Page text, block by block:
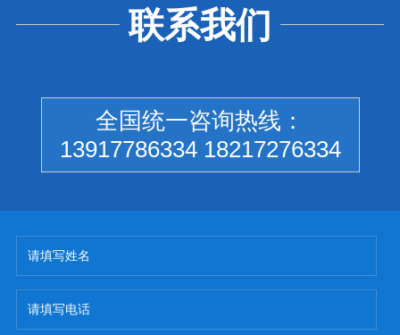
联系我们
全国统一咨询热线：
13917786334 18217276334